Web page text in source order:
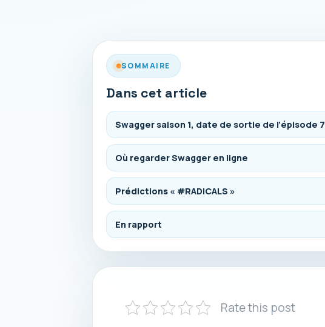
SOMMAIRE
Dans cet article
Swagger saison 1, date de sortie de l’épisode 7
Où regarder Swagger en ligne
Prédictions « #RADICALS »
En rapport
Rate this post